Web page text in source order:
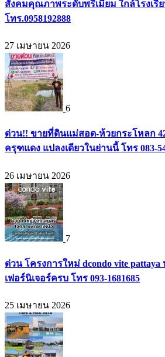
สังคมคุณภาพระดับพรีเมียม ใกล้โรงเรี
โทร.0958192888
27 เมษายน 2026
6
ด่วน!! ขายที่ดินแม่สอด-ห้วยกระโหลก
ครุฑแดง แปลงเดียวในย่านนี้ โทร 083-
26 เมษายน 2026
7
ด่วน โครงการใหม่ dcondo vite
เฟอร์นิเจอร์ครบ โทร 093-1681685
25 เมษายน 2026